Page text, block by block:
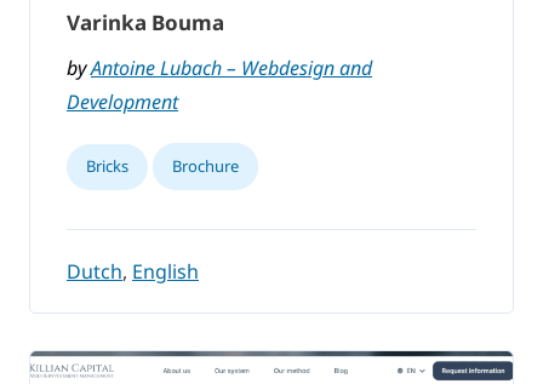
Varinka Bouma
byAntoine Lubach – Webdesign and
Development
Bricks Brochure
Dutch, English